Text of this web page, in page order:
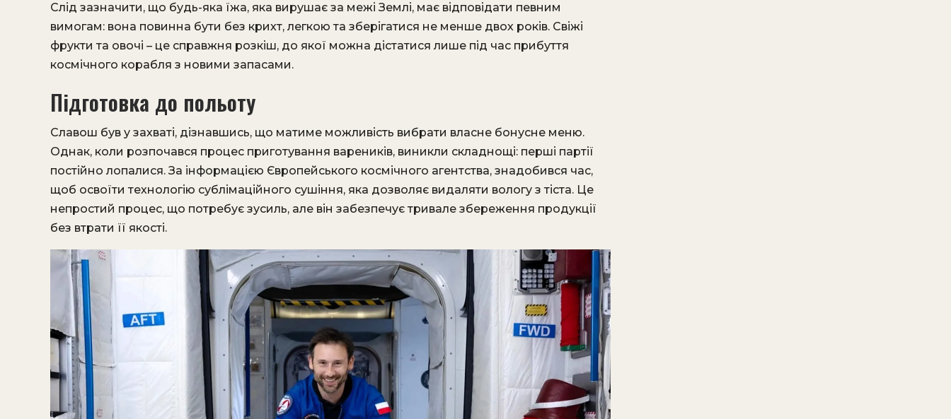
Слід зазначити, що будь-яка їжа, яка вирушає за межі Землі, має відповідати певним
вимогам: вона повинна бути без крихт, легкою та зберігатися не менше двох років. Свіжі
фрукти та овочі – це справжня розкіш, до якої можна дістатися лише під час прибуття
космічного корабля з новими запасами.
Підготовка до польоту
Славош був у захваті, дізнавшись, що матиме можливість вибрати власне бонусне меню.
Однак, коли розпочався процес приготування вареників, виникли складнощі: перші партії
постійно лопалися. За інформацією Європейського космічного агентства, знадобився час,
щоб освоїти технологію сублімаційного сушіння, яка дозволяє видаляти вологу з тіста. Це
непростий процес, що потребує зусиль, але він забезпечує тривале збереження продукції
без втрати її якості.